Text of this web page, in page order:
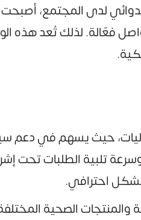
لدى المجتمع، أصبحت
فعّالة. لذلك تُعد
حيث يسهم في دعم
تلبية الطلبات تحت
بشكل احترافي.
الصحية